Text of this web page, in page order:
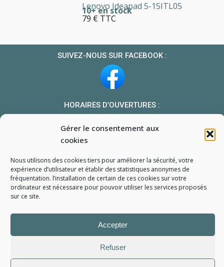
Gérer le consentement aux
cookies
Nous utilisons des cookies tiers pour améliorer la sécurité, votre
expérience d’utilisateur et établir des statistiques anonymes de
fréquentation. l’installation de certain de ces cookies sur votre
ordinateur est nécessaire pour pouvoir utiliser les services proposés
sur ce site.
Accepter
Refuser
10+ en stock
Lenovo Ideapad 5-15ITL05
79 € TTC
SUIVEZ-NOUS SUR FACEBOOK :
HORAIRES D’OUVERTURES :
Le samedi : 10h-13h 14h-18h
Mon compte
Formulaire de demande de pièce